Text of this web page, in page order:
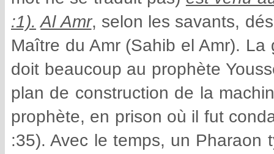
:1). Al Amr, selon les savants,
Maître du Amr (Sahib el Amr). La
doit beaucoup au prophète
plan de construction de la
prophète, en prison où il fut
:35). Avec le temps, un Pharaon